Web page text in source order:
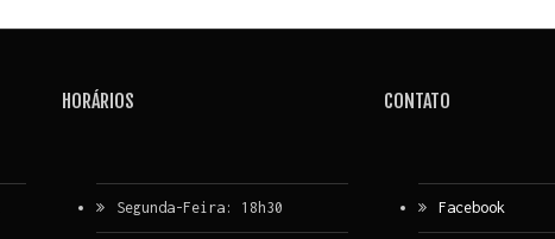
HORÁRIOS
Segunda-Feira: 18h30
CONTATO
Facebook